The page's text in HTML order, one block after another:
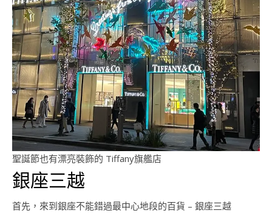
聖誕節也有漂亮裝飾的 Tiffany旗艦店
銀座三越
首先，來到銀座不能錯過最中心地段的百貨 – 銀座三越